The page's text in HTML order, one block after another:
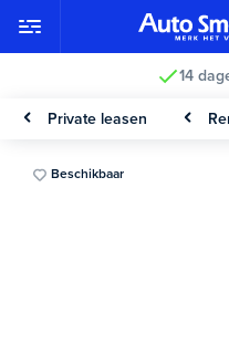
14
Private leasen
Beschikbaar